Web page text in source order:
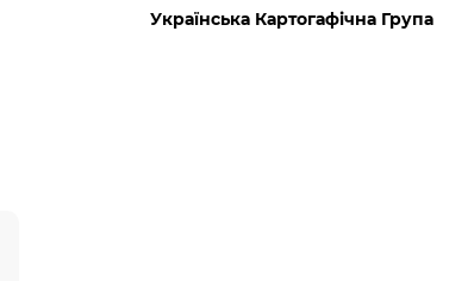
Українська Картогафічна Група